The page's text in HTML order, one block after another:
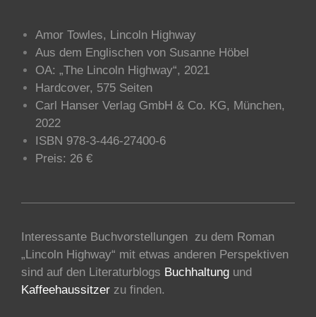
Amor Towles, Lincoln Highway
Aus dem Englischen von Susanne Höbel
OA: „The Lincoln Highway“, 2021
Hardcover, 575 Seiten
Carl Hanser Verlag GmbH & Co. KG, München,
2022
ISBN 978-3-446-27400-6
Preis: 26 €
Interessante Buchvorstellungen zu dem Roman
„Lincoln Highway“ mit etwas anderen Perspektiven
sind auf den Literaturblogs Buchhaltung und
Kaffeehaussitzer zu finden.